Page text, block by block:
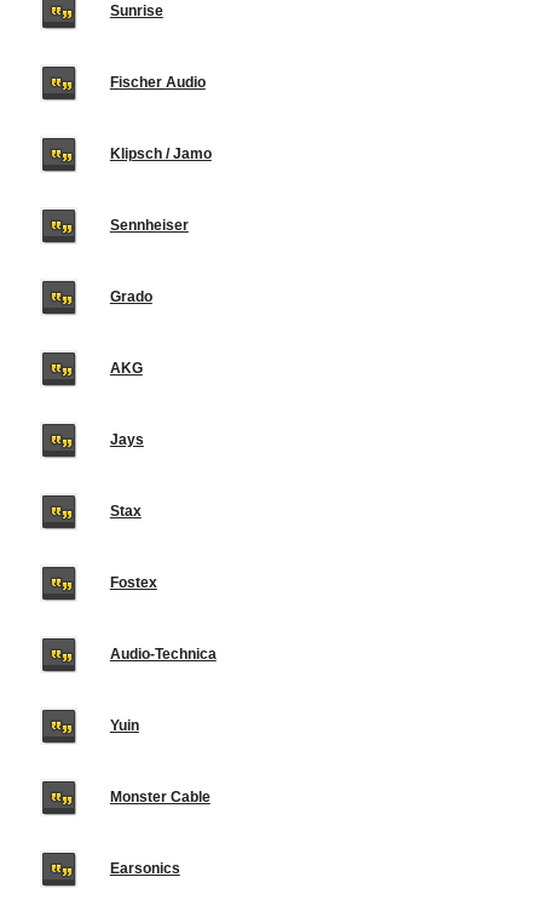
Sunrise
Fischer Audio
Klipsch / Jamo
Sennheiser
Grado
AKG
Jays
Stax
Fostex
Audio-Technica
Yuin
Monster Cable
Earsonics